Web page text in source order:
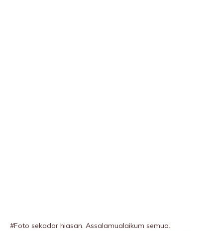
#Foto sekadar hiasan. Assalamualaikum semua..